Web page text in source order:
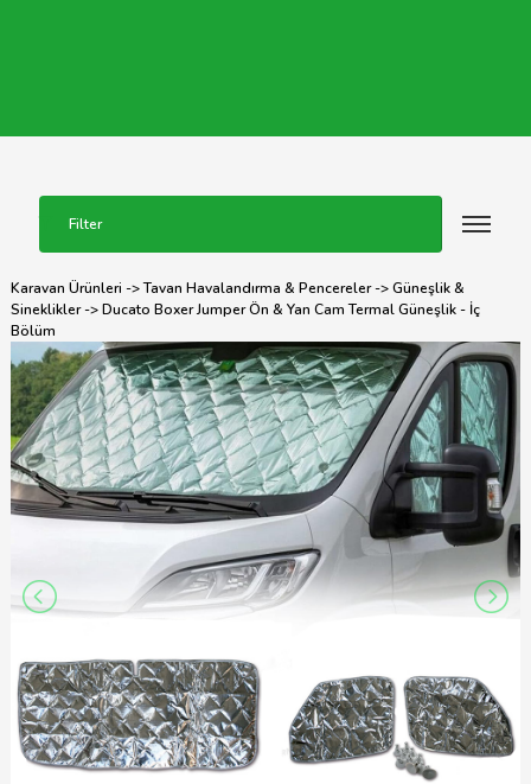
Filter
Karavan Ürünleri ->Tavan Havalandırma & Pencereler->Güneşlik &
Sineklikler-> Ducato Boxer Jumper Ön & Yan Cam Termal Güneşlik - İç
Bölüm